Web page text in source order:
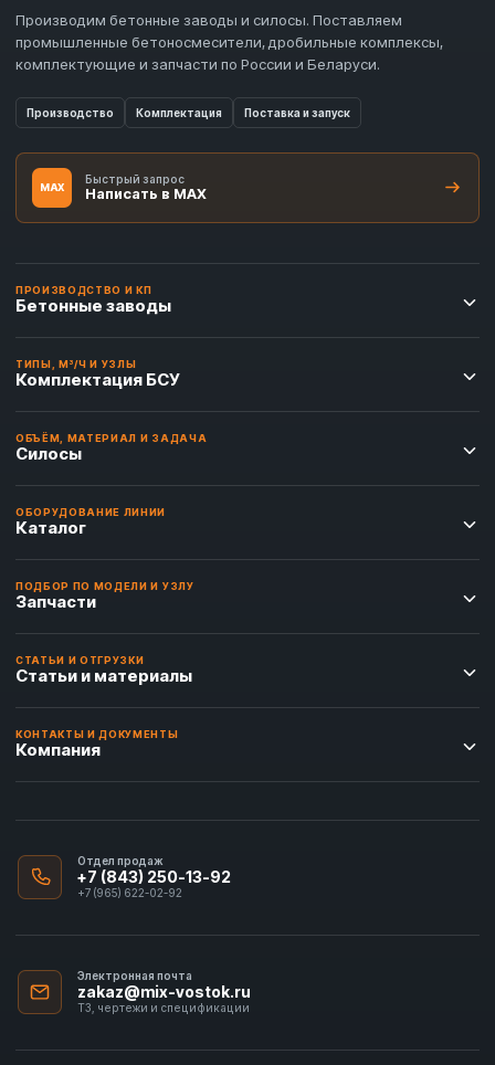
Производим бетонные заводы и силосы. Поставляем
промышленные бетоносмесители, дробильные комплексы,
комплектующие и запчасти по России и Беларуси.
Производство Комплектация Поставка и запуск
MAX
Быстрый запрос
Написать в MAX
ПРОИЗВОДСТВО И КП
Бетонные заводы
ТИПЫ, М³/Ч И УЗЛЫ
Комплектация БСУ
ОБЪЁМ, МАТЕРИАЛ И ЗАДАЧА
Силосы
ОБОРУДОВАНИЕ ЛИНИИ
Каталог
ПОДБОР ПО МОДЕЛИ И УЗЛУ
Запчасти
СТАТЬИ И ОТГРУЗКИ
Статьи и материалы
КОНТАКТЫ И ДОКУМЕНТЫ
Компания
Отдел продаж
+7 (843) 250-13-92
+7 (965) 622-02-92
Электронная почта
zakaz@mix-vostok.ru
ТЗ, чертежи и спецификации